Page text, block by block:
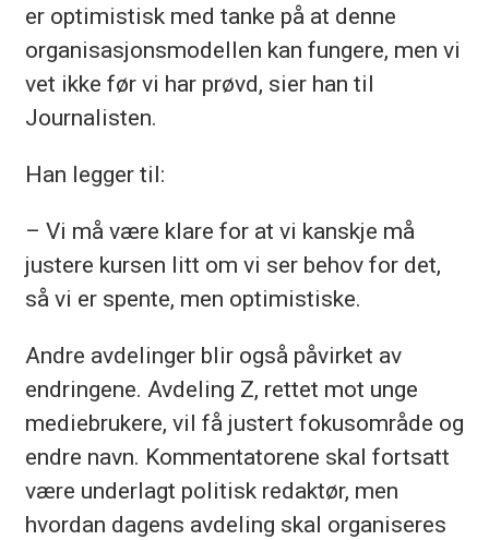
er optimistisk med tanke på at denne
organisasjonsmodellen kan fungere, men vi
vet ikke før vi har prøvd, sier han til
Journalisten.
Han legger til:
– Vi må være klare for at vi kanskje må
justere kursen litt om vi ser behov for det,
så vi er spente, men optimistiske.
Andre avdelinger blir også påvirket av
endringene. Avdeling Z, rettet mot unge
mediebrukere, vil få justert fokusområde og
endre navn. Kommentatorene skal fortsatt
være underlagt politisk redaktør, men
hvordan dagens avdeling skal organiseres